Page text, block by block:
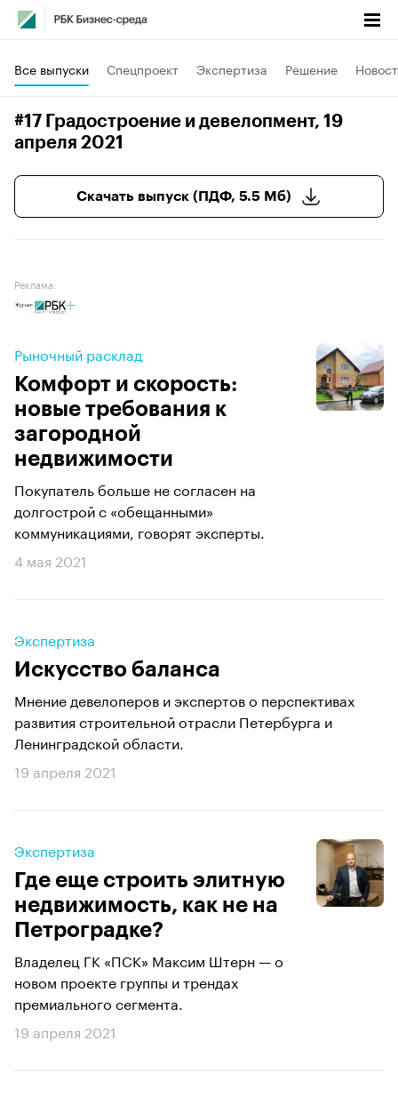
Все выпуски Спецпроект Экспертиза Решение
#17 Градостроение и девелопмент, 19
апреля 2021
Скачать выпуск (ПДФ, 5.5 Мб)
Реклама:
Рыночный расклад
Комфорт и скорость:
новые требования к
загородной
недвижимости
Покупатель больше не согласен на
долгострой с «обещанными»
коммуникациями, говорят эксперты.
4 мая 2021
Экспертиза
Искусство баланса
Мнение девелоперов и экспертов о перспективах
развития строительной отрасли Петербурга и
Ленинградской области.
19 апреля 2021
Экспертиза
Где еще строить элитную
недвижимость, как не на
Петроградке?
Владелец ГК «ПСК» Максим Штерн — о
новом проекте группы и трендах
премиального сегмента.
19 апреля 2021